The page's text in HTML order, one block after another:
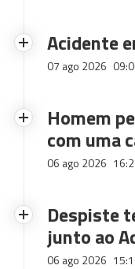
Acidente
07 ago 2026
Homem
com uma
06 ago 2026
Despiste
junto ao
06 ago 2026